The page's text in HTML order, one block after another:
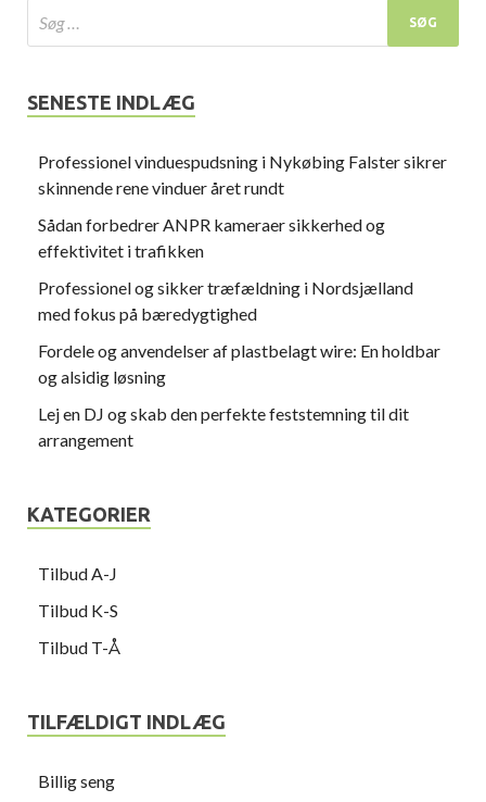
SENESTE INDLÆG
Professionel vinduespudsning i Nykøbing Falster sikrer
skinnende rene vinduer året rundt
Sådan forbedrer ANPR kameraer sikkerhed og
effektivitet i trafikken
Professionel og sikker træfældning i Nordsjælland
med fokus på bæredygtighed
Fordele og anvendelser af plastbelagt wire: En holdbar
og alsidig løsning
Lej en DJ og skab den perfekte feststemning til dit
arrangement
KATEGORIER
Tilbud A-J
Tilbud K-S
Tilbud T-Å
TILFÆLDIGT INDLÆG
Billig seng